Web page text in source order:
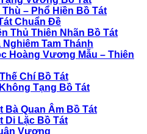
– Phổ Hiền Bồ Tát
Chuẩn Đề
Thủ Thiên Nhãn Bồ Tát
Tam Thánh
Hoàng Vương Mẫu – Thiên
Chí Bồ Tát
Tạng Bồ Tát
Bà Quan Âm Bồ Tát
Di Lặc Bồ Tát
Vương